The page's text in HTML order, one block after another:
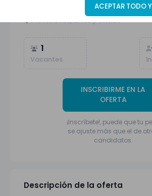
ACEPTAR TODO
Junio
Profesiones, artes y oficios
1
Vacantes
INSCRIBIRME EN LA
OFERTA
¡Inscríbete!, puede que tu
se ajuste más que el de
candidatos.
Descripción de la oferta